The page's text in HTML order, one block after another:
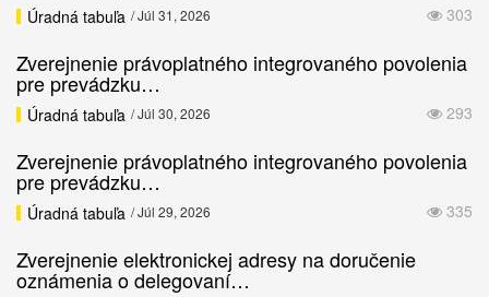
303
Úradná tabuľa / Júl 31, 2026
Zverejnenie právoplatného integrovaného povolenia
pre prevádzku…
293
Úradná tabuľa / Júl 30, 2026
Zverejnenie právoplatného integrovaného povolenia
pre prevádzku…
335
Úradná tabuľa / Júl 29, 2026
Zverejnenie elektronickej adresy na doručenie
oznámenia o delegovaní…